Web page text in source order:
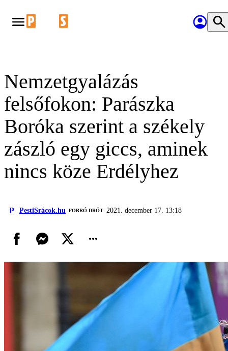
Nemzetgyalázás
felsőfokon: Parászka
Boróka szerint a székely
zászló egy giccs, aminek
nincs köze Erdélyhez
P PestiSrácok.hu FORRÓ DRÓT 2021. december 17. 13:18